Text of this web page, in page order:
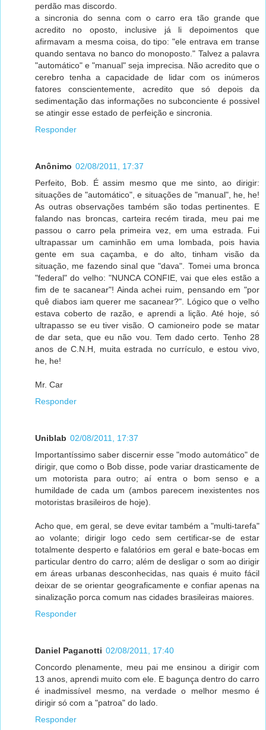
perdão mas discordo.
a sincronia do senna com o carro era tão grande que
acredito no oposto, inclusive já li depoimentos que
afirmavam a mesma coisa, do tipo: "ele entrava em transe
quando sentava no banco do monoposto." Talvez a palavra
"automático" e "manual" seja imprecisa. Não acredito que o
cerebro tenha a capacidade de lidar com os inúmeros
fatores conscientemente, acredito que só depois da
sedimentação das informações no subconciente é possivel
se atingir esse estado de perfeição e sincronia.
Responder
Anônimo 02/08/2011, 17:37
Perfeito, Bob. É assim mesmo que me sinto, ao dirigir:
situações de "automático", e situações de "manual", he, he!
As outras observações também são todas pertinentes. E
falando nas broncas, carteira recém tirada, meu pai me
passou o carro pela primeira vez, em uma estrada. Fui
ultrapassar um caminhão em uma lombada, pois havia
gente em sua caçamba, e do alto, tinham visão da
situação, me fazendo sinal que "dava". Tomei uma bronca
"federal" do velho: "NUNCA CONFIE, vai que eles estão a
fim de te sacanear"! Ainda achei ruim, pensando em "por
quê diabos iam querer me sacanear?". Lógico que o velho
estava coberto de razão, e aprendi a lição. Até hoje, só
ultrapasso se eu tiver visão. O camioneiro pode se matar
de dar seta, que eu não vou. Tem dado certo. Tenho 28
anos de C.N.H, muita estrada no currículo, e estou vivo,
he, he!
Mr. Car
Responder
Uniblab 02/08/2011, 17:37
Importantíssimo saber discernir esse "modo automático" de
dirigir, que como o Bob disse, pode variar drasticamente de
um motorista para outro; aí entra o bom senso e a
humildade de cada um (ambos parecem inexistentes nos
motoristas brasileiros de hoje).
Acho que, em geral, se deve evitar também a "multi-tarefa"
ao volante; dirigir logo cedo sem certificar-se de estar
totalmente desperto e falatórios em geral e bate-bocas em
particular dentro do carro; além de desligar o som ao dirigir
em áreas urbanas desconhecidas, nas quais é muito fácil
deixar de se orientar geograficamente e confiar apenas na
sinalização porca comum nas cidades brasileiras maiores.
Responder
Daniel Paganotti 02/08/2011, 17:40
Concordo plenamente, meu pai me ensinou a dirigir com
13 anos, aprendi muito com ele. E bagunça dentro do carro
é inadmissível mesmo, na verdade o melhor mesmo é
dirigir só com a "patroa" do lado.
Responder